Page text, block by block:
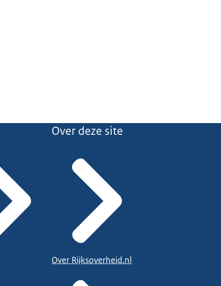
Over deze site
Over Rijksoverheid.nl